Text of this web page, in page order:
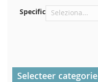
Specific
Selecteer categorie